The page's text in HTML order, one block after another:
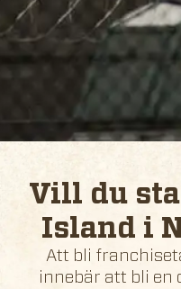
Vill du
Island i
Att bli
innebär att bli en